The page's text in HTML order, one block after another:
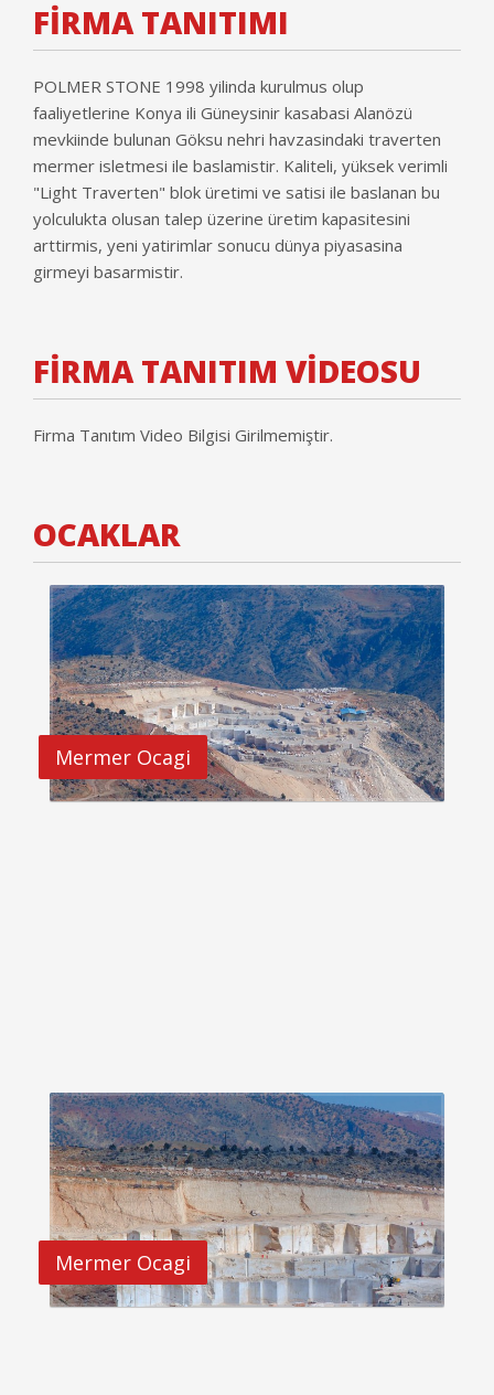
FİRMA TANITIMI
POLMER STONE 1998 yilinda kurulmus olup
faaliyetlerine Konya ili Güneysinir kasabasi Alanözü
mevkiinde bulunan Göksu nehri havzasindaki traverten
mermer isletmesi ile baslamistir. Kaliteli, yüksek verimli
"Light Traverten" blok üretimi ve satisi ile baslanan bu
yolculukta olusan talep üzerine üretim kapasitesini
arttirmis, yeni yatirimlar sonucu dünya piyasasina
girmeyi basarmistir.
FİRMA TANITIM VİDEOSU
Firma Tanıtım Video Bilgisi Girilmemiştir.
OCAKLAR
Mermer Ocagi
Mermer Ocagi